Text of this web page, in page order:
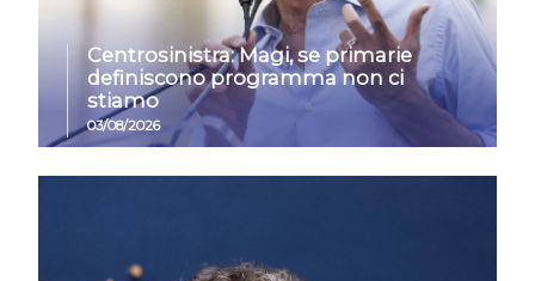
Centrosinistra: Magi, se primarie
definiscono programma non ci
stiamo
03/08/2026